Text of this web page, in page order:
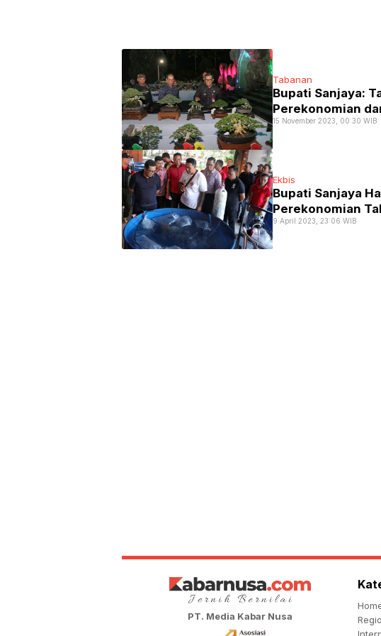
Tabanan
Bupati Sanjaya:
Perekonomian
15 November 2023, 00:30 WIB
Ekbis
Bupati Sanjaya
Perekonomian
9 April 2023, 23:06 WIB
PT. Media Kabar Nusa